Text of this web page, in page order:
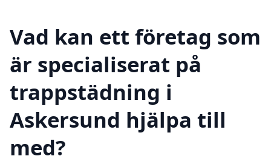
Vad kan ett företag som
är specialiserat på
trappstädning i
Askersund hjälpa till
med?